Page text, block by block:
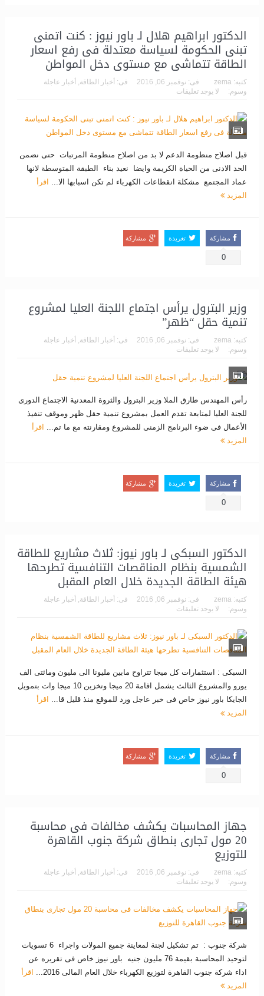
الدكتور ابراهيم هلال لـ باور نيوز : كنت اتمنى
تبنى الحكومة لسياسة معتدلة فى رفع اسعار
الطاقة تتماشى مع مستوى دخل المواطن
كتبه: zema فى: نوفمبر 06, 2016 فى: أخبار الطاقة, أخبار عاجلة
وسوم:
لا يوجد تعليقات
قبل اصلاح منظومة الدعم لا بد من اصلاح منظومة المرتبات حتى نضمن
الحد الادنى من الحياة الكريمة وايضا نعيد بناء الطبقة المتوسطة لانها
عماد المجتمع مشكلة انقطاعات الكهرباء لم تكن اسبابها الا... اقرأ
المزيد
مشاركة
0
تغريدة مشاركة
وزير البترول يرأس اجتماع اللجنة العليا لمشروع
تنمية حقل “ظهر”
كتبه: zema فى: نوفمبر 06, 2016 فى: أخبار الطاقة, أخبار عاجلة
وسوم:
لا يوجد تعليقات
رأس المهندس طارق الملا وزير البترول والثروة المعدنية الاجتماع الدورى
للجنة العليا لمتابعة تقدم العمل بمشروع تنمية حقل ظهر وموقف تنفيذ
الأعمال فى ضوء البرنامج الزمنى للمشروع ومقارنته مع ما تم... اقرأ
المزيد
مشاركة
0
تغريدة مشاركة
الدكتور السبكى لـ باور نيوز: ثلاث مشاريع للطاقة
الشمسية بنظام المناقصات التنافسية تطرحها
هيئة الطاقة الجديدة خلال العام المقبل
كتبه: zema فى: نوفمبر 06, 2016 فى: أخبار الطاقة, أخبار عاجلة
وسوم:
لا يوجد تعليقات
السبكى : استثمارات كل ميجا تتراوح مابين مليونا الى مليون ومائتى الف
يورو والمشروع الثالث يشمل اقامة 20 ميجا وتخزين 10 ميجا وات بتمويل
الجايكا باور نيوز خاص فى خبر عاجل ورد للموقع منذ قليل قا... اقرأ
المزيد
مشاركة
0
تغريدة مشاركة
جهاز المحاسبات يكشف مخالفات فى محاسبة
20 مول تجارى بنطاق شركة جنوب القاهرة
للتوزيع
كتبه: zema فى: نوفمبر 06, 2016 فى: أخبار الطاقة
أخبار عاجلة
وسوم:
لا يوجد تعليقات
شركة جنوب : تم تشكيل لجنة لمعاينة جميع المولات واجراء 6 تسويات
لتوحيد المحاسبة بقيمة 76 مليون جنيه باور نيوز خاص فى تقريره عن
اداء شركة جنوب القاهرة لتوزيع الكهرباء خلال العام المالى 2016...
اقرأ
المزيد